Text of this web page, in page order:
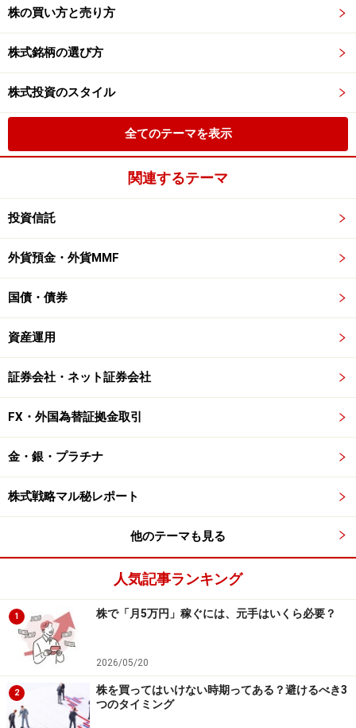
株の買い方と売り方
株式銘柄の選び方
株式投資のスタイル
全てのテーマを表示
関連するテーマ
投資信託
外貨預金・外貨MMF
国債・債券
資産運用
証券会社・ネット証券会社
FX・外国為替証拠金取引
金・銀・プラチナ
株式戦略マル秘レポート
他のテーマも見る
人気記事ランキング
1 株で「月5万円」稼ぐには、元手はいくら必要？
2026/05/20
2
株を買ってはいけない時期ってある？避けるべき3
つのタイミング